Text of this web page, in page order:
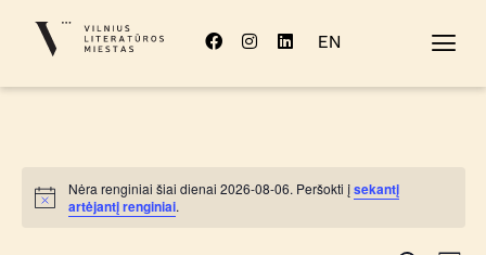
EN
Notice
Nėra renginiai šiai dienai 2026-08-06. Peršokti įsekantį
artėjantį renginiai.